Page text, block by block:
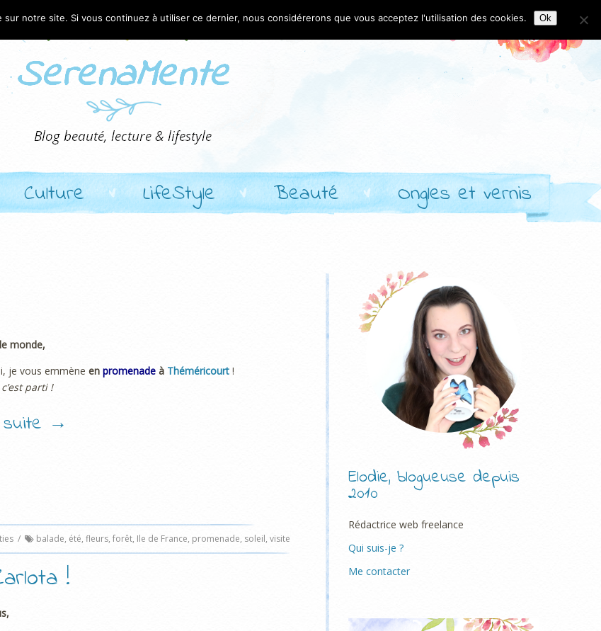
Culture LifeStyle Beauté Ongles et vernis
monde,
je vous emmène en promenade à Théméricourt !
parti !
→
/ balade, été, fleurs, forêt, Ile de France, promenade, soleil, visite
!
Elodie, blogueuse depuis
2010
Rédactrice web freelance
Qui suis-je ?
Me contacter
notre site. Si vous continuez à utiliser ce dernier, nous considérerons que vous acceptez l'utilisation des cookies. Ok